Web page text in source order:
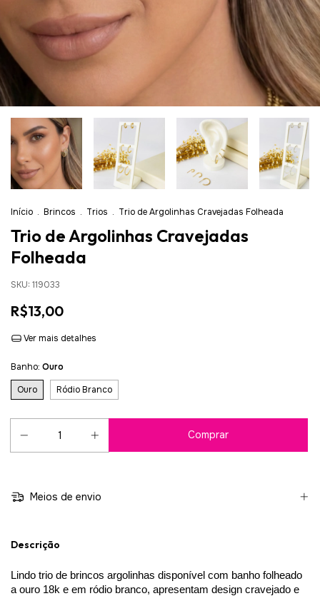
Início . Brincos . Trios . Trio de Argolinhas Cravejadas Folheada
Trio de Argolinhas Cravejadas
Folheada
SKU: 119033
R$13,00
Ver mais detalhes
Banho: Ouro
Ouro
Ródio Branco
Meios de envio
Descrição
Lindo trio de brincos argolinhas disponível com banho folheado
a ouro 18k e em ródio branco, apresentam design cravejado e